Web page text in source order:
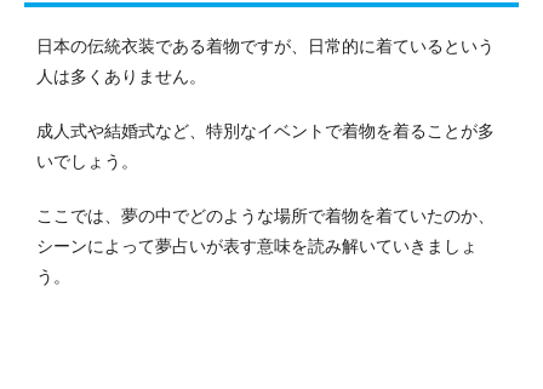
日本の伝統衣装である着物ですが、日常的に着ているという
人は多くありません。
成人式や結婚式など、特別なイベントで着物を着ることが多
いでしょう。
ここでは、夢の中でどのような場所で着物を着ていたのか、
シーンによって夢占いが表す意味を読み解いていきましょ
う。